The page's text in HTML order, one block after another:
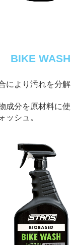
BIKE WASH
により汚れを分
成分を原材料に
ッシュ。